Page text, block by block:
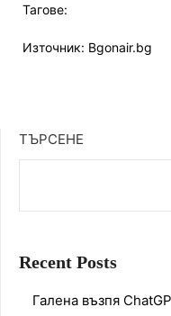
Тагове:
Източник: Bgonair.bg
ТЪРСЕНЕ
Recent Posts
Галена възпя